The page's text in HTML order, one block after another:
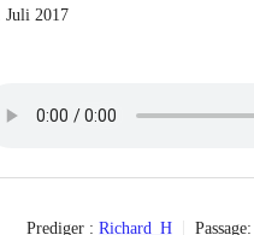
Juli 2017
Prediger : Richard_H Passage: